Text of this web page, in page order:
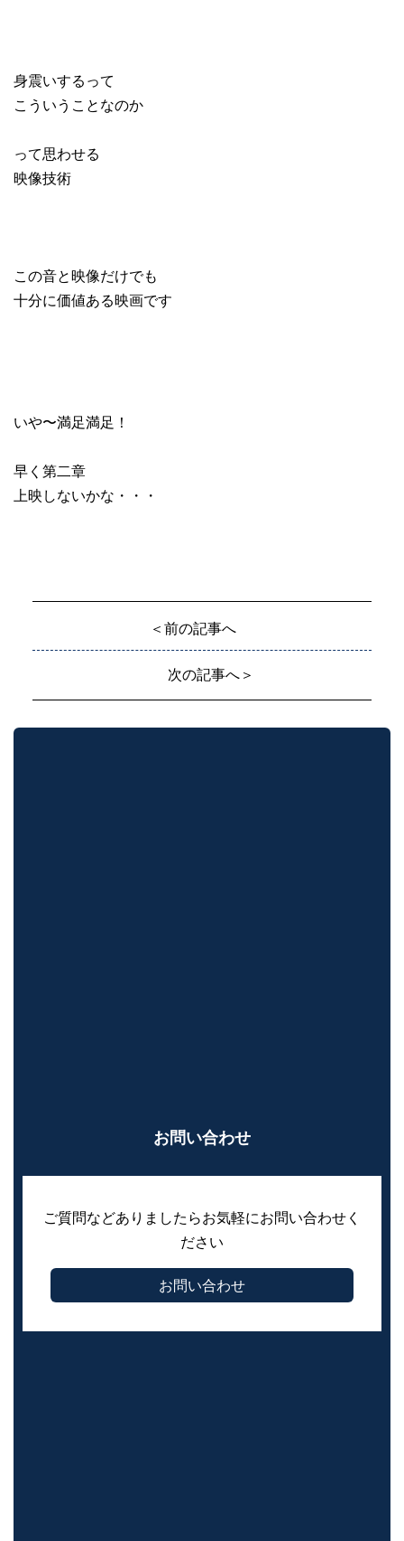
身震いするって
こういうことなのか
って思わせる
映像技術
この音と映像だけでも
十分に価値ある映画です
いや〜満足満足！
早く第二章
上映しないかな・・・
＜前の記事へ
次の記事へ＞
お問い合わせ
ご質問などありましたらお気軽にお問い合わせく
ださい
お問い合わせ